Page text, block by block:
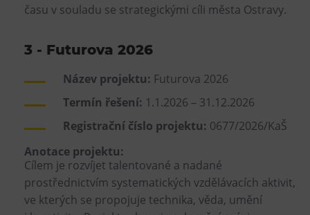
času v souladu se strategickými cíli města Ostravy.
3 - Futurova 2026
Název projektu: Futurova 2026
Termín řešení: 1.1.2026 – 31.12.2026
Registrační číslo projektu: 0677/2026/KaŠ
Anotace projektu:
Cílem je rozvíjet talentované a nadané
prostřednictvím systematických vzdělávacích aktivit,
ve kterých se propojuje technika, věda, umění